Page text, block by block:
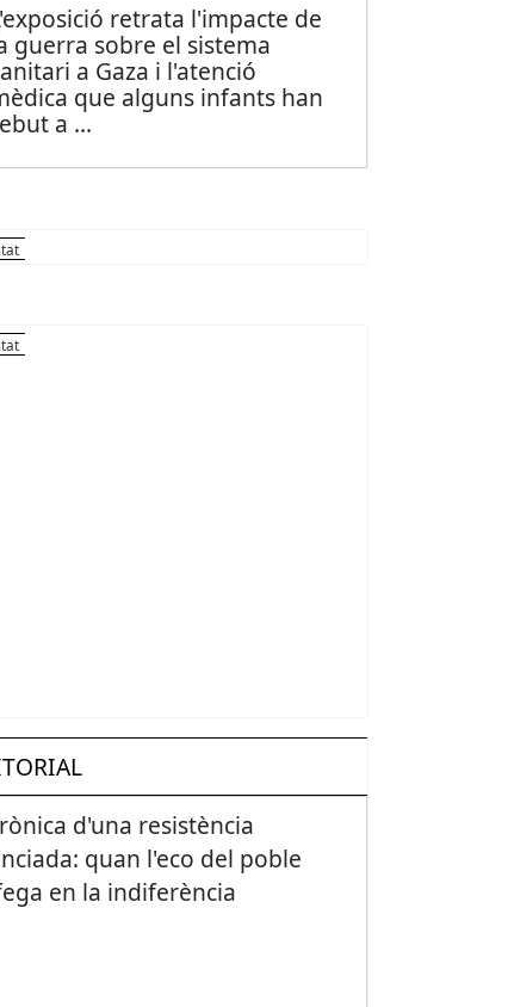
retrata l'impacte de
guerra sobre el sistema
a Gaza i l'atenció
que alguns infants han
a ...